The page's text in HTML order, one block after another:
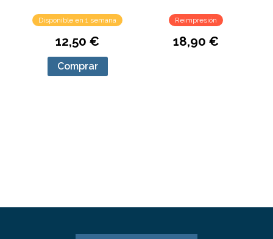
Disponible en 1 semana
12,50 €
Comprar
Reimpresión
18,90 €